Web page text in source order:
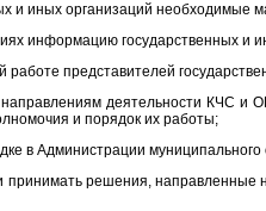
и иных организаций
информацию государственных и
работе представителей
деятельности КЧС и
и порядок их работы;
в Администрации
принимать решения,